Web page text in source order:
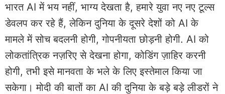
भारत AI में भय नहीं, भाग्य देखता है, हमारे युवा नए नए टूल्स
डेवलप कर रहे हैं, लेकिन दुनिया के दूसरे देशों को AI के
मामले में सोच बदलनी होगी, गोपनीयता छोड़नी होगी. AI को
लोकतांत्रिक नज़रिए से देखना होगा, कोडिंग ज़ाहिर करनी
होगी, तभी इसे मानवता के भले के लिए इस्तेमाल किया जा
सकेगा। मोदी की बातों का AI की दुनिया के बड़े बड़े लीडरों ने